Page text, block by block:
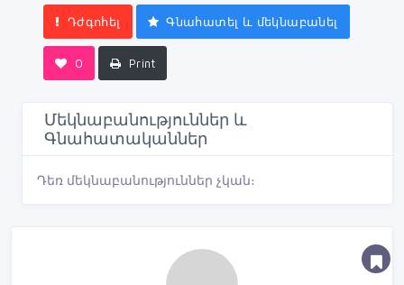
Դժգոհել Գնահատել և մեկնաբանել
0 Print
Մեկնաբանություններ և
Գնահատականներ
Դեռ մեկնաբանություններ չկան։